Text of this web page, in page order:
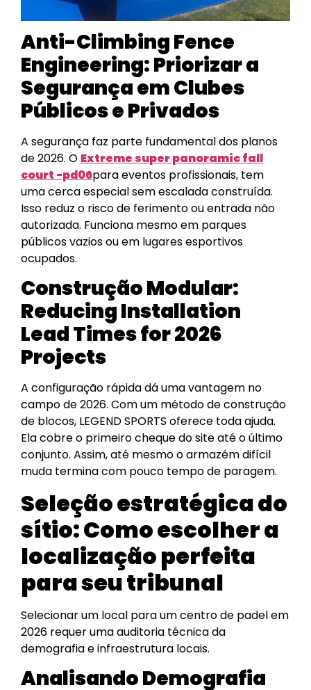
Anti-Climbing Fence
Engineering: Priorizar a
Segurança em Clubes
Públicos e Privados
A segurança faz parte fundamental dos planos
de 2026. O Extreme super panoramic fall
court -pd06para eventos profissionais, tem
uma cerca especial sem escalada construída.
Isso reduz o risco de ferimento ou entrada não
autorizada. Funciona mesmo em parques
públicos vazios ou em lugares esportivos
ocupados.
Construção Modular:
Reducing Installation
Lead Times for 2026
Projects
A configuração rápida dá uma vantagem no
campo de 2026. Com um método de construção
de blocos, LEGEND SPORTS oferece toda ajuda.
Ela cobre o primeiro cheque do site até o último
conjunto. Assim, até mesmo o armazém difícil
muda termina com pouco tempo de paragem.
Seleção estratégica do
sítio: Como escolher a
localização perfeita
para seu tribunal
Selecionar um local para um centro de padel em
2026 requer uma auditoria técnica da
demografia e infraestrutura locais.
Analisando Demografia